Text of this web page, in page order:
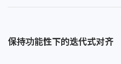
保持功能性下的迭代式对齐